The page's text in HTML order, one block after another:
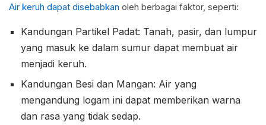
Air keruh dapat disebabkan oleh berbagai faktor, seperti:
Kandungan Partikel Padat: Tanah, pasir, dan lumpur
yang masuk ke dalam sumur dapat membuat air
menjadi keruh.
Kandungan Besi dan Mangan: Air yang
mengandung logam ini dapat memberikan warna
dan rasa yang tidak sedap.